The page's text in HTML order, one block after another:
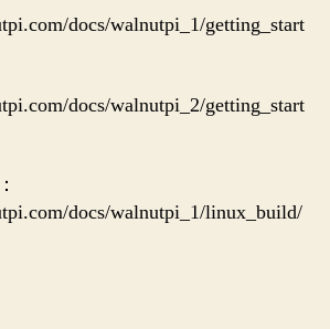
docs/walnutpi_1/getting_start
docs/walnutpi_2/getting_start
docs/walnutpi_1/linux_build/